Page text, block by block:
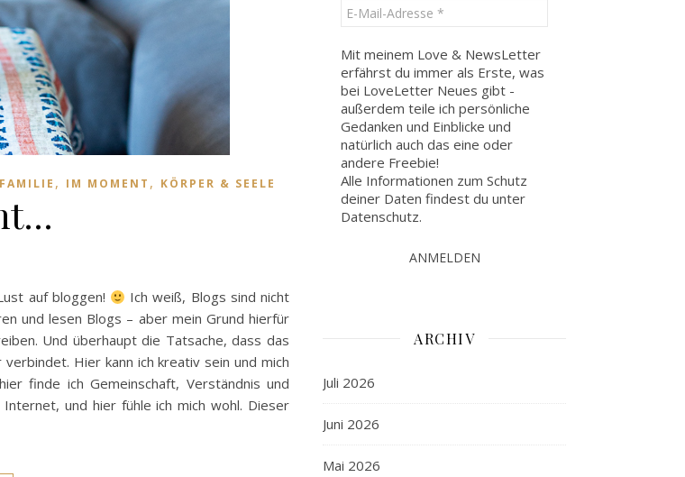
FAMILIE , IM MOMENT , KÖRPER & SEELE
auf bloggen!
Ich weiß, Blogs sind nicht
und lesen Blogs – aber mein Grund hierfür
Und überhaupt die Tatsache, dass das
Hier kann ich kreativ sein und mich
finde ich Gemeinschaft, Verständnis und
und hier fühle ich mich wohl. Dieser
Mit meinem Love & NewsLetter
erfährst du immer als Erste, was
bei LoveLetter Neues gibt -
außerdem teile ich persönliche
Gedanken und Einblicke und
natürlich auch das eine oder
andere Freebie!
Alle Informationen zum Schutz
deiner Daten findest du unter
Datenschutz.
ARCHIV
Juli 2026
Juni 2026
Mai 2026